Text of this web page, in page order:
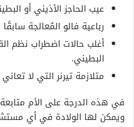
عيب الحاجز الأذيني أو
رباعية فالو المُعالجة سابقًا
أغلب حالات اضطراب نظم
البطيني.
متلازمة تيرنر التي لا
في هذه الدرجة على الأم
ويمكن لها الولادة في أي